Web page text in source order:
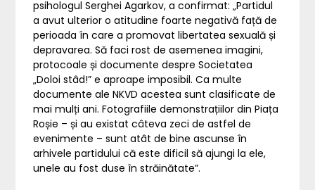
psihologul Serghei Agarkov, a confirmat: „Partidul
a avut ulterior o atitudine foarte negativă față de
perioada în care a promovat libertatea sexuală și
depravarea. Să faci rost de asemenea imagini,
protocoale și documente despre Societatea
„Doloi stâd!” e aproape imposibil. Ca multe
documente ale NKVD acestea sunt clasificate de
mai mulți ani. Fotografiile demonstrațiilor din Piața
Roșie – și au existat câteva zeci de astfel de
evenimente – sunt atât de bine ascunse în
arhivele partidului că este dificil să ajungi la ele,
unele au fost duse în străinătate”.